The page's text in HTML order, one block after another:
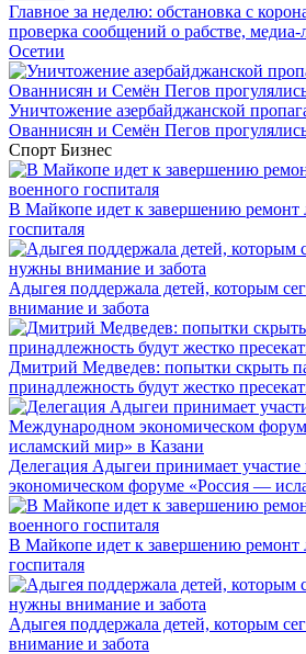
Главное за неделю: обстановка с
проверка сообщений о рабстве, медиа-
Осетии
Уничтожение азербайджанской
Ованнисян и Семён Пегов
Спорт Бизнес
В Майкопе идет к завершению ремонт
госпиталя
Адыгея поддержала детей, которым
внимание и забота
Дмитрий Медведев: попытки скрыть
принадлежность будут жестко
Делегация Адыгеи принимает
экономическом форуме «Россия —
В Майкопе идет к завершению ремонт
госпиталя
Адыгея поддержала детей, которым
внимание и забота